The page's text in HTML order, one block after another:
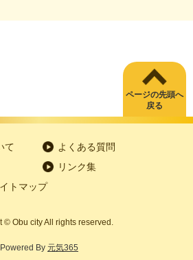
ページの先頭へ
戻る
て
よくある質問
リンク集
トマップ
© Obu city All rights reserved.
Powered By 元気365